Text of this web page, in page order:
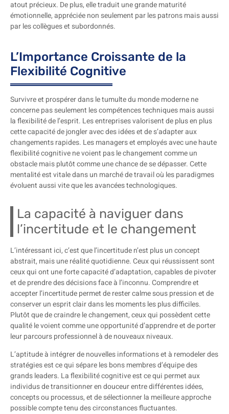
atout précieux. De plus, elle traduit une grande maturité
émotionnelle, appréciée non seulement par les patrons mais aussi
par les collègues et subordonnés.
L’Importance Croissante de la
Flexibilité Cognitive
Survivre et prospérer dans le tumulte du monde moderne ne
concerne pas seulement les compétences techniques mais aussi
la flexibilité de l’esprit. Les entreprises valorisent de plus en plus
cette capacité de jongler avec des idées et de s’adapter aux
changements rapides. Les managers et employés avec une haute
flexibilité cognitive ne voient pas le changement comme un
obstacle mais plutôt comme une chance de se dépasser. Cette
mentalité est vitale dans un marché de travail où les paradigmes
évoluent aussi vite que les avancées technologiques.
La capacité à naviguer dans
l’incertitude et le changement
L’intéressant ici, c’est que l’incertitude n’est plus un concept
abstrait, mais une réalité quotidienne. Ceux qui réussissent sont
ceux qui ont une forte capacité d’adaptation, capables de pivoter
et de prendre des décisions face à l’inconnu. Comprendre et
accepter l’incertitude permet de rester calme sous pression et de
conserver un esprit clair dans les moments les plus difficiles.
Plutôt que de craindre le changement, ceux qui possèdent cette
qualité le voient comme une opportunité d’apprendre et de porter
leur parcours professionnel à de nouveaux niveaux.
L’aptitude à intégrer de nouvelles informations et à remodeler des
stratégies est ce qui sépare les bons membres d’équipe des
grands leaders. La flexibilité cognitive est ce qui permet aux
individus de transitionner en douceur entre différentes idées,
concepts ou processus, et de sélectionner la meilleure approche
possible compte tenu des circonstances fluctuantes.